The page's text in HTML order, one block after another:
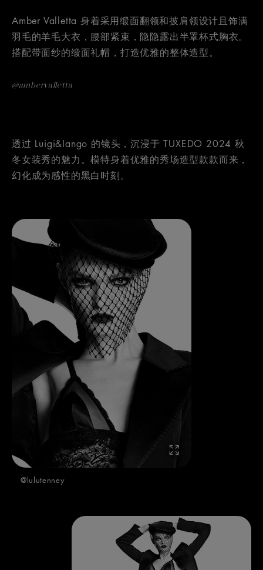
Amber Valletta 身着采用缎面翻领和披肩领设计且饰满
羽毛的羊毛大衣，腰部紧束，隐隐露出半罩杯式胸衣。
搭配带面纱的缎面礼帽，打造优雅的整体造型。
@ambervalletta
透过 Luigi&Iango 的镜头，沉浸于 TUXEDO 2024 秋
冬女装秀的魅力。模特身着优雅的秀场造型款款而来，
幻化成为感性的黑白时刻。
@lulutenney